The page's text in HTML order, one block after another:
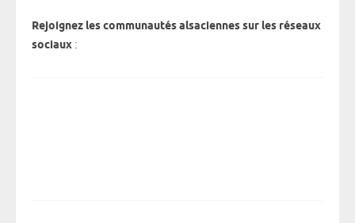
Rejoignez les communautés alsaciennes sur les réseaux
sociaux :